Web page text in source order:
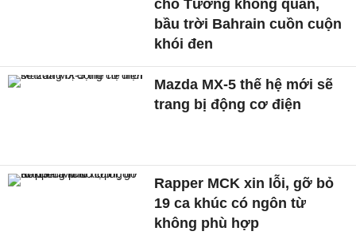
cho Tướng không quân,
bầu trời Bahrain cuồn cuộn
khói đen
Mazda MX-5 thế hệ mới sẽ
trang bị động cơ điện
Rapper MCK xin lỗi, gỡ bỏ
19 ca khúc có ngôn từ
không phù hợp